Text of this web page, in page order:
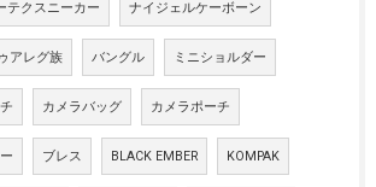
テクスニーカー ナイジェルケーボーン
アレグ族 バングル ミニショルダー
カメラバッグ カメラポーチ
ブレス BLACK EMBER KOMPAK